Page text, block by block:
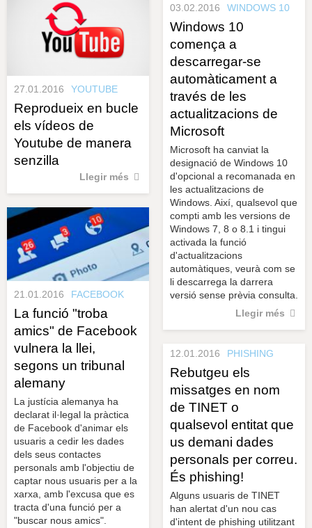
03.02.2016 WINDOWS 10
Windows 10
comença a
descarregar-se
automàticament a
través de les
actualitzacions de
Microsoft
Microsoft ha canviat la
designació de Windows 10
d'opcional a recomanada en
les actualitzacions de
Windows. Així, qualsevol que
compti amb les versions de
Windows 7, 8 o 8.1 i tingui
activada la funció
d'actualitzacions
automàtiques, veurà com se
li descarrega la darrera
versió sense prèvia consulta.
Llegir més
27.01.2016 YOUTUBE
Reprodueix en bucle
els vídeos de
Youtube de manera
senzilla
Llegir més
21.01.2016 FACEBOOK
La funció "troba
amics" de Facebook
vulnera la llei,
segons un tribunal
alemany
La justícia alemanya ha
declarat il·legal la pràctica
de Facebook d'animar els
usuaris a cedir les dades
dels seus contactes
personals amb l'objectiu de
captar nous usuaris per a la
xarxa, amb l'excusa que es
tracta d'una funció per a
"buscar nous amics".
12.01.2016 PHISHING
Rebutgeu els
missatges en nom
de TINET o
qualsevol entitat que
us demani dades
personals per correu.
És phishing!
Alguns usuaris de TINET
han alertat d'un nou cas
d'intent de phishing utilitzant